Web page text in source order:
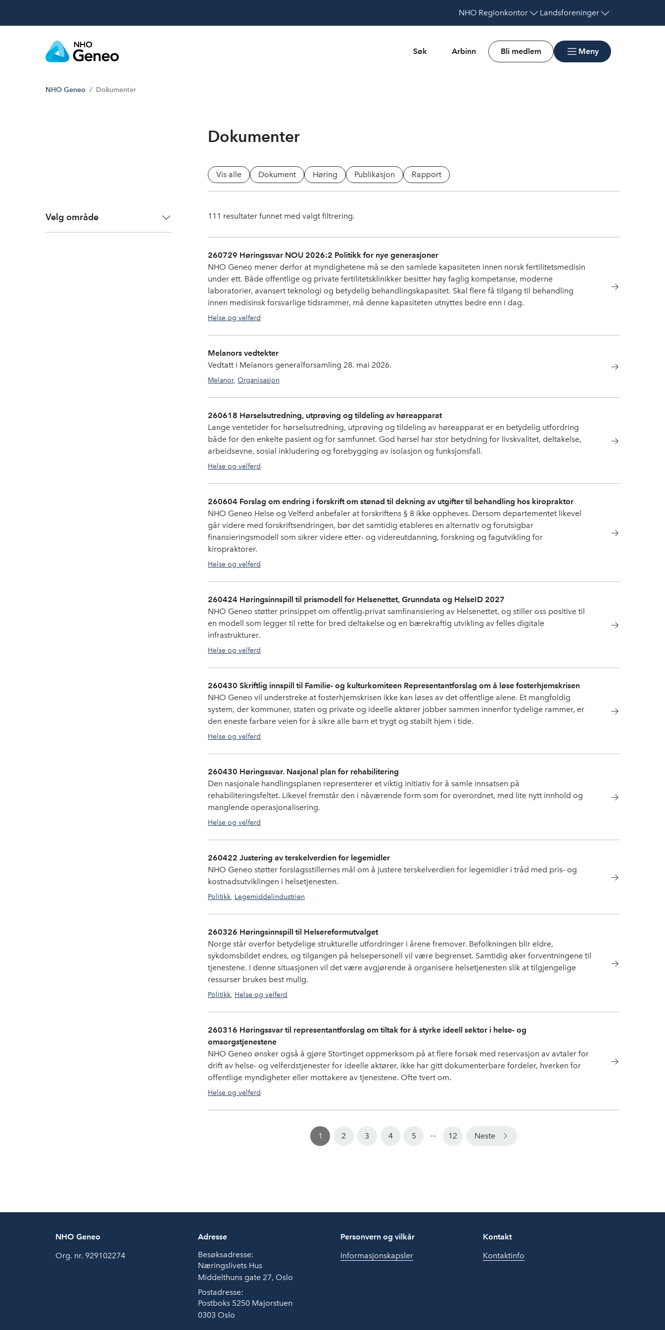
NHO Regionkontor Landsforeninger
Søk Arbinn Bli medlem Meny
NHO Geneo Dokumenter
Dokumenter
Vis alle Dokument Høring Publikasjon Rapport
Velg område 111 resultater funnet med valgt filtrering.
260729 Høringssvar NOU 2026:2 Politikk for nye generasjoner
NHO Geneo mener derfor at myndighetene må se den samlede kapasiteten innen norsk fertilitetsmedisin
under ett. Både offentlige og private fertilitetsklinikker besitter høy faglig kompetanse, moderne
laboratorier, avansert teknologi og betydelig behandlingskapasitet. Skal flere få tilgang til behandling
innen medisinsk forsvarlige tidsrammer, må denne kapasiteten utnyttes bedre enn i dag.
Helse og velferd
Melanors vedtekter
Vedtatt i Melanors generalforsamling 28. mai 2026.
Melanor, Organisasjon
260618 Hørselsutredning, utprøving og tildeling av høreapparat
Lange ventetider for hørselsutredning, utprøving og tildeling av høreapparat er en betydelig utfordring
både for den enkelte pasient og for samfunnet. God hørsel har stor betydning for livskvalitet, deltakelse,
arbeidsevne, sosial inkludering og forebygging av isolasjon og funksjonsfall.
Helse og velferd
260604 Forslag om endring i forskrift om stønad til dekning av utgifter til behandling hos kiropraktor
NHO Geneo Helse og Velferd anbefaler at forskriftens § 8 ikke oppheves. Dersom departementet likevel
går videre med forskriftsendringen, bør det samtidig etableres en alternativ og forutsigbar
finansieringsmodell som sikrer videre etter- og videreutdanning, forskning og fagutvikling for
kiropraktorer.
Helse og velferd
260424 Høringsinnspill til prismodell for Helsenettet, Grunndata og HelseID 2027
NHO Geneo støtter prinsippet om offentlig-privat samfinansiering av Helsenettet, og stiller oss positive til
en modell som legger til rette for bred deltakelse og en bærekraftig utvikling av felles digitale
infrastrukturer.
Helse og velferd
260430 Skriftlig innspill til Familie- og kulturkomiteen Representantforslag om å løse fosterhjemskrisen
NHO Geneo vil understreke at fosterhjemskrisen ikke kan løses av det offentlige alene. Et mangfoldig
system, der kommuner, staten og private og ideelle aktører jobber sammen innenfor tydelige rammer, er
den eneste farbare veien for å sikre alle barn et trygt og stabilt hjem i tide.
Helse og velferd
260430 Høringssvar. Nasjonal plan for rehabilitering
Den nasjonale handlingsplanen representerer et viktig initiativ for å samle innsatsen på
rehabiliteringsfeltet. Likevel fremstår den i nåværende form som for overordnet, med lite nytt innhold og
manglende operasjonalisering.
Helse og velferd
260422 Justering av terskelverdien for legemidler
NHO Geneo støtter forslagsstillernes mål om å justere terskelverdien for legemidler i tråd med pris- og
kostnadsutviklingen i helsetjenesten.
Politikk, Legemiddelindustrien
260326 Høringsinnspill til Helsereformutvalget
Norge står overfor betydelige strukturelle utfordringer i årene fremover. Befolkningen blir eldre,
sykdomsbildet endres, og tilgangen på helsepersonell vil være begrenset. Samtidig øker forventningene til
tjenestene. I denne situasjonen vil det være avgjørende å organisere helsetjenesten slik at tilgjengelige
ressurser brukes best mulig.
Politikk, Helse og velferd
260316 Høringssvar til representantforslag om tiltak for å styrke ideell sektor i helse- og
omsorgstjenestene
NHO Geneo ønsker også å gjøre Stortinget oppmerksom på at flere forsøk med reservasjon av avtaler for
drift av helse- og velferdstjenester for ideelle aktører, ikke har gitt dokumenterbare fordeler, hverken for
offentlige myndigheter eller mottakere av tjenestene. Ofte tvert om.
Helse og velferd
1 2 3 4 5 ... 12 Neste
NHO Geneo
Org. nr. 929102274
Adresse
Besøksadresse:
Næringslivets Hus
Middelthuns gate 27, Oslo
Postadresse:
Postboks 5250 Majorstuen
0303 Oslo
Personvern og vilkår
Informasjonskapsler
Kontakt
Kontaktinfo